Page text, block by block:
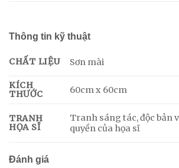
Thông tin kỹ thuật
CHẤT LIỆU Sơn mài
KÍCH
THƯỚC
60cm x 60cm
TRANH
HỌA SĨ
Tranh sáng tác, độc bản
quyền của họa sĩ
Đánh giá